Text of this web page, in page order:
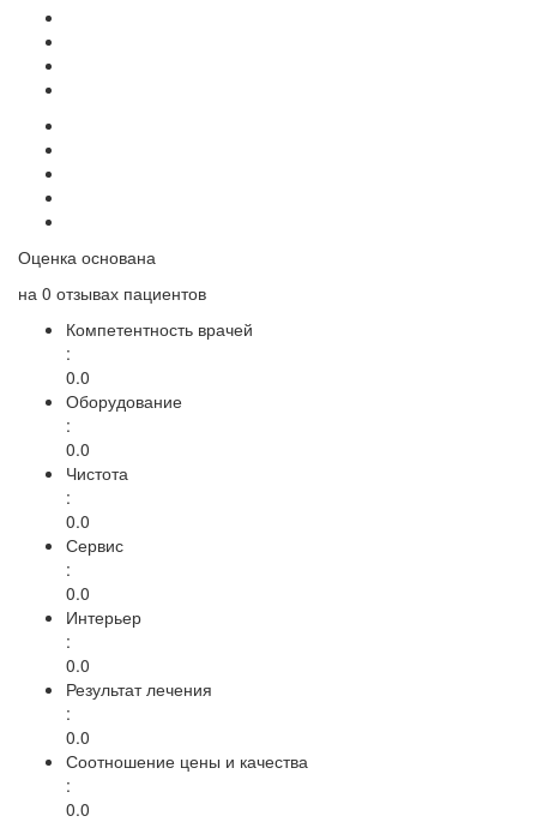
Оценка основана
на 0 отзывах пациентов
Компетентность врачей
:
0.0
Оборудование
:
0.0
Чистота
:
0.0
Сервис
:
0.0
Интерьер
:
0.0
Результат лечения
:
0.0
Соотношение цены и качества
:
0.0